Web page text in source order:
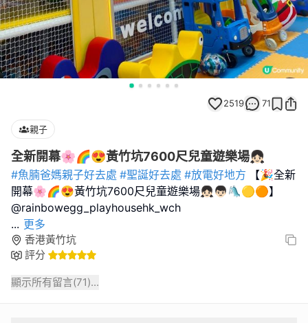
2519 71
親子
全新開幕🌸🌈😍黃竹坑7600尺兒童遊樂場👧🏻
#魚腩爸媽親子好去處 #聖誕好去處 #放電好地方
【🎉全新
開幕🌸🌈😍黃竹坑7600尺兒童遊樂場👧🏻👦🏻🛝🟡🟠】
... 更多
香港黃竹坑
評分
顯示所有留言(71)...